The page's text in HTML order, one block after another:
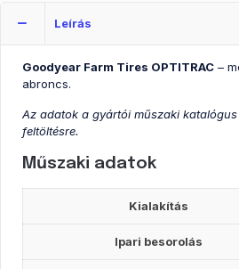
Leírás
Goodyear Farm Tires OPTITRAC –
abroncs.
Az adatok a gyártói műszaki
feltöltésre.
Műszaki adatok
Kialakítás
Ipari besorolás